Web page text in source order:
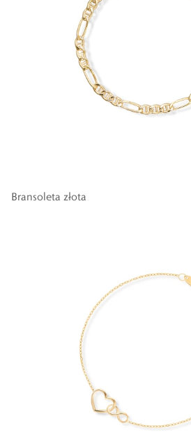
Bransoleta złota